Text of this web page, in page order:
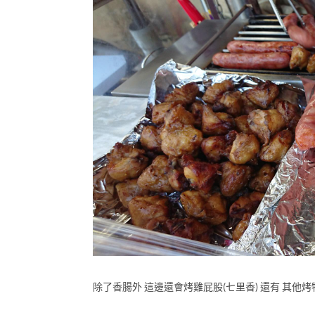
除了香腸外 這邊還會烤雞屁股(七里香) 還有 其他烤